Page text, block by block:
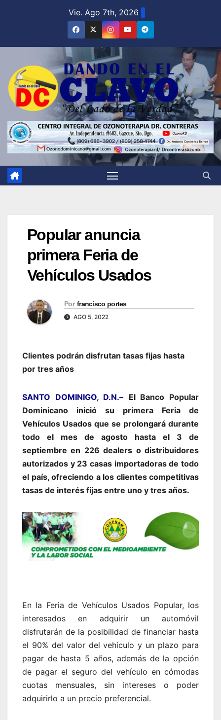
Vie. Ago 7th, 2026
Popular anuncia
primera Feria de
Vehículos Usados
Por francisco portes
AGO 5, 2022
Clientes podrán disfrutan tasas fijas hasta
por tres años
SANTO DOMINIGO, D.N.– El Banco Popular
Dominicano inició su primera Feria de
Vehículos Usados que se prolongará durante
todo el mes de agosto hasta el 3 de
septiembre en 226 dealers o distribuidores
autorizados y 23 casas importadoras de todo
el país, ofreciendo a los clientes competitivas
tasas de interés fijas entre uno y tres años.
En la Feria de Vehículos Usados Popular, los
interesados en adquirir un automóvil
disfrutarán de la posibilidad de financiar hasta
el 90% del valor del vehículo y un plazo para
pagar de hasta 5 años, además de la opción
de pagar el seguro del vehículo en cómodas
cuotas mensuales, sin intereses o poder
adquirirlo a un precio preferencial.